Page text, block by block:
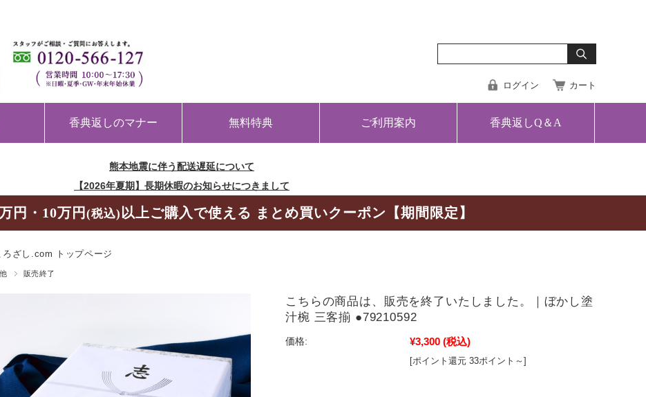
ログイン カート
香典返しのマナー 無料特典 ご利用案内 香典返しQ＆A
熊本地震に伴う配送遅延について
【2026年夏期】長期休暇のお知らせにつきまして
円・10万円 (税込) 以上ご購入で使える まとめ買いクーポン【期間限定】
ろざし.com トップページ
販売終了
こちらの商品は、販売を終了いたしました。｜ぼかし塗
汁椀 三客揃 ●79210592
価格: ¥3,300 (税込)
[ポイント還元 33ポイント～]